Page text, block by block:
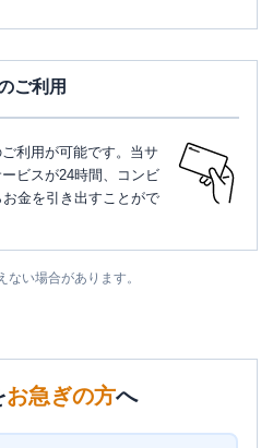
ご利用
利用が可能です。当サ
ビスが24時間、コンビ
金を引き出すことがで
い場合があります。
お急ぎの方へ